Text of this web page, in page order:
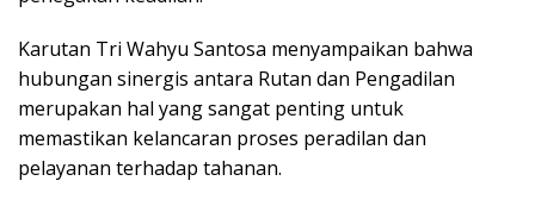
Karutan Tri Wahyu Santosa menyampaikan bahwa
hubungan sinergis antara Rutan dan Pengadilan
merupakan hal yang sangat penting untuk
memastikan kelancaran proses peradilan dan
pelayanan terhadap tahanan.